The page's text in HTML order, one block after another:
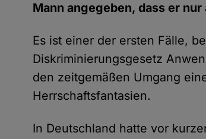
Mann angegeben, dass er
Es ist einer der ersten Fälle,
Diskriminierungsgesetz
den zeitgemäßen Umgang
Herrschaftsfantasien.
In Deutschland hatte vor